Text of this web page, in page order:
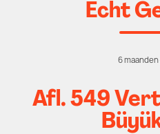
Echt
6
Afl. 549